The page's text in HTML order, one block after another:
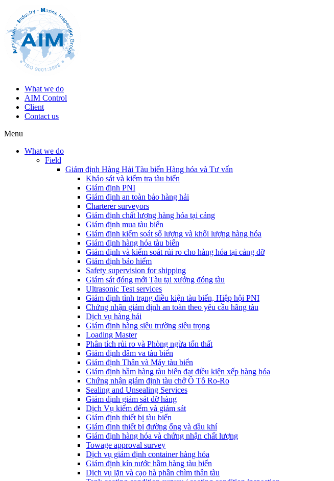
What we do
AIM Control
Client
Contact us
Menu
What we do
Field
Giám định Hàng Hải Tàu biển Hàng hóa và Tư vấn
Khảo sát và kiểm tra tàu biển
Giám định PNI
Giám định an toàn bảo hàng hải
Charterer surveyors
Giám định chất lượng hàng hóa tại cảng
​Giám định mua tàu biển
Giám định kiểm soát số lượng và khối lượng hàng hóa
Giám định hàng hóa tàu biển
Giám định và kiểm soát rủi ro cho hàng hóa tại cảng dỡ
Giám định bảo hiểm
Safety supervision for shipping
Giám sát đóng mới Tàu tại xưởng đóng tàu
Ultrasonic Test services
Giám định tình trạng điều kiện tàu biển, Hiệp hội PNI
Chứng nhận giám định an toàn theo yêu cầu hãng tàu
Dịch vụ hàng hải
Giám định hàng siêu trường siêu trọng
Loading Master
Phân tích rủi ro và Phòng ngừa tổn thất
​Giám định đâm va tàu biển
Giám định Thân và Máy tàu biển
​Giám định hầm hàng tàu biển đạt điều kiện xếp hàng hóa
Chứng nhận giám định tàu chở Ô Tô Ro-Ro
Sealing and Unsealing Services
Giám định giám sát dỡ hàng
Dịch Vụ kiểm đếm và giám sát
Giám định thiết bị tàu biển
Giám định thiết bị đường ống và dầu khí
Giám định hàng hóa và chứng nhận chất lượng
Towage approval survey
Dịch vụ giám định container hàng hóa
Giám định kín nước hầm hàng tàu biển
Dịch vụ lặn và cạo hà phần chìm thân tàu